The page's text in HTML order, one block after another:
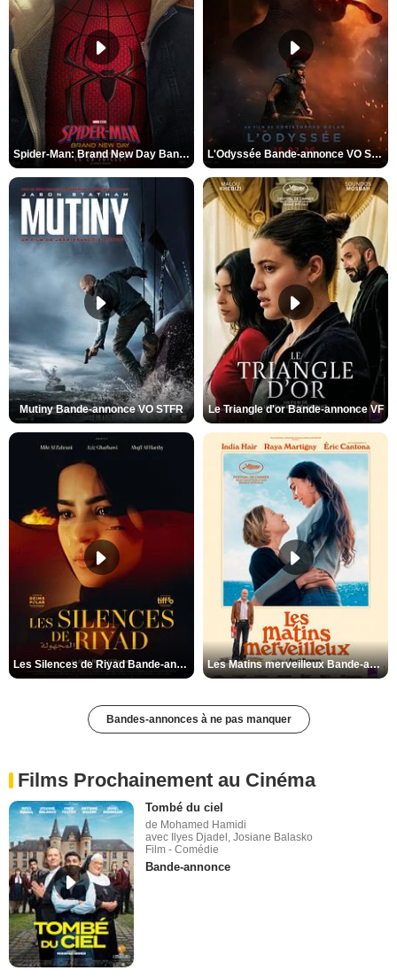
Spider-Man: Brand New Day Bande-annonce VO STFR L'Odyssée Bande-annonce VO STFR
Mutiny Bande-annonce VO STFR Le Triangle d'or Bande-annonce VF
Les Silences de Riyad Bande-annonce VO STFR Les Matins merveilleux Bande-annonce VF
Bandes-annonces à ne pas manquer
Films Prochainement au Cinéma
Tombé du ciel
de Mohamed Hamidi
avec Ilyes Djadel, Josiane Balasko
Film - Comédie
Bande-annonce